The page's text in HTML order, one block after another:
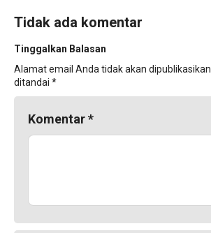
Tidak ada komentar
Tinggalkan Balasan
Alamat email Anda tidak akan dipublikasikan.
ditandai *
Komentar*